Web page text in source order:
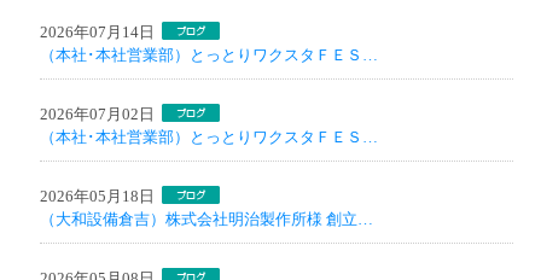
2026年07月14日
（本社･本社営業部）とっとりワクスタＦＥＳ…
2026年07月02日
（本社･本社営業部）とっとりワクスタＦＥＳ…
2026年05月18日
（大和設備倉吉）株式会社明治製作所様 創立…